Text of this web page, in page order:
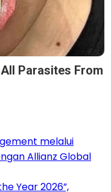
Parasites From
melalui
Allianz Global
Year 2026”,